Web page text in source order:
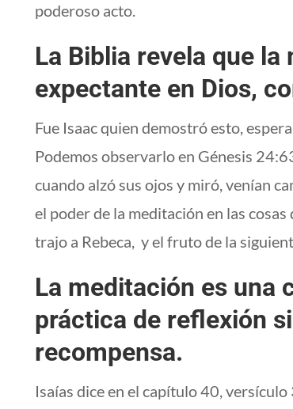
poderoso acto.
La Biblia revela que
expectante en Dios,
Fue Isaac quien demostró esto,
Podemos observarlo en Génesis
cuando alzó sus ojos y miró, venían
el poder de la meditación en las
trajo a Rebeca, y el fruto de la
La meditación es una
práctica de reflexión
recompensa.
Isaías dice en el capítulo 40,